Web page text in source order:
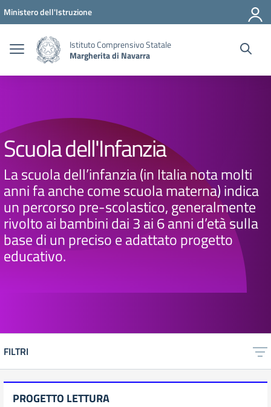
Vai ai contenuti
Vai al menu di navigazione
Vai al footer
Ministero dell'Istruzione
Istituto Comprensivo Statale
Margherita di Navarra
Scuola dell'Infanzia
La scuola dell’infanzia (in Italia nota molti
anni fa anche come scuola materna) indica
un percorso pre-scolastico, generalmente
rivolto ai bambini dai 3 ai 6 anni d’età sulla
base di un preciso e adattato progetto
educativo.
FILTRI
PROGETTO LETTURA